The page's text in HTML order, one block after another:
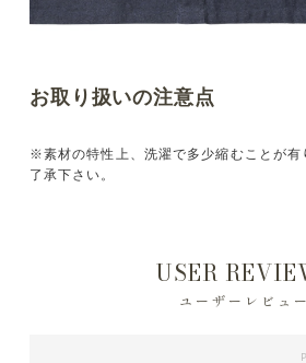
お取り扱いの注意点
※素材の特性上、洗濯で多少縮むことが有
了承下さい。
USER
ユーザーレビュー